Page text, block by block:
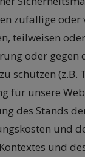
zufällige oder
teilweisen
oder gegen
schützen (z.B.
für unsere
des Stands
und
und